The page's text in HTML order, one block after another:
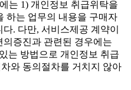
는 1) 개인정보 취급위탁을
하는 업무의 내용을 구매자
. 다만, 서비스제공 계약이
증진과 관련된 경우에는
는 방법으로 개인정보 취급
와 동의절차를 거치지 않아